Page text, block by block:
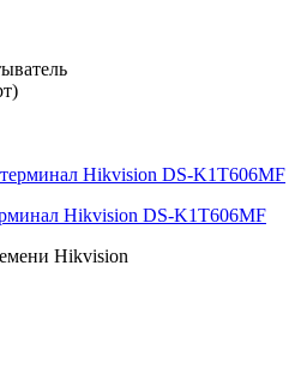
Hikvision DS-K1T606MF
Hikvision